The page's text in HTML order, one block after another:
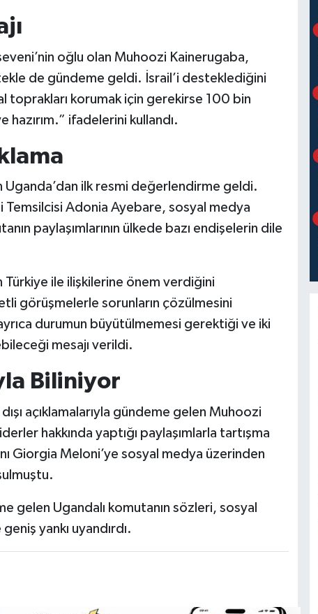
oğlu olan Muhoozi Kainerugaba,
de gündeme geldi. İsrail’i desteklediğini
toprakları korumak için gerekirse 100 bin
ifadelerini kullandı.
Uganda’dan ilk resmi değerlendirme geldi.
Temsilcisi Adonia Ayebare, sosyal medya
paylaşımlarının ülkede bazı endişelerin dile
Türkiye ile ilişkilerine önem verdiğini
görüşmelerle sorunların çözülmesini
durumun büyütülmemesi gerektiği ve iki
mesajı verildi.
Biliniyor
dışı açıklamalarıyla gündeme gelen Muhoozi
hakkında yaptığı paylaşımlarla tartışma
Giorgia Meloni’ye sosyal medya üzerinden
gelen Ugandalı komutanın sözleri, sosyal
yankı uyandırdı.